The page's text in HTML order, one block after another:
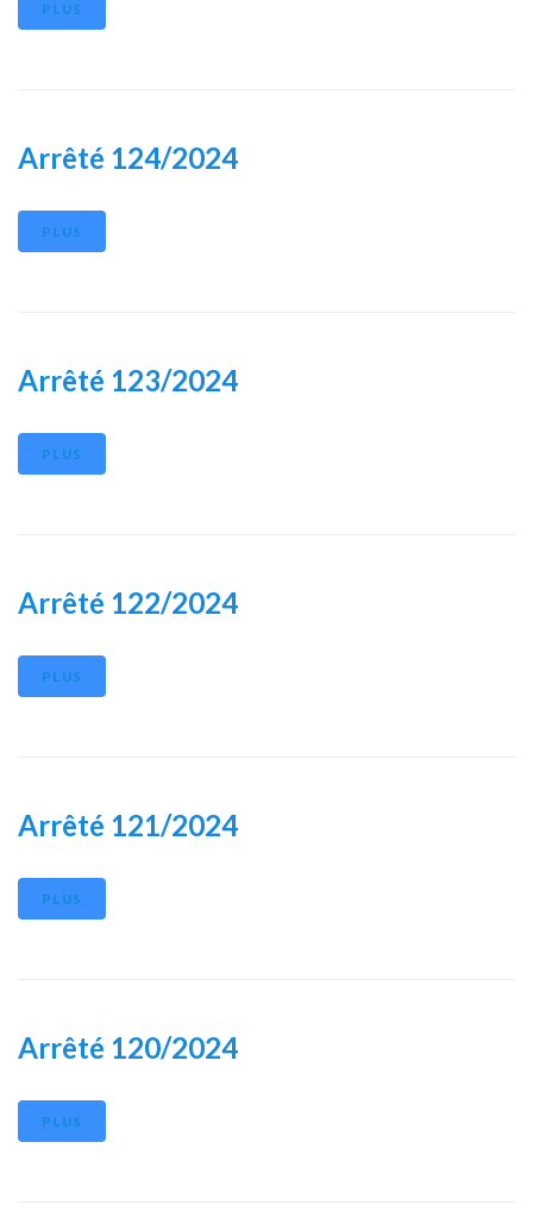
PLUS
Arrêté 124/2024
PLUS
Arrêté 123/2024
PLUS
Arrêté 122/2024
PLUS
Arrêté 121/2024
PLUS
Arrêté 120/2024
PLUS